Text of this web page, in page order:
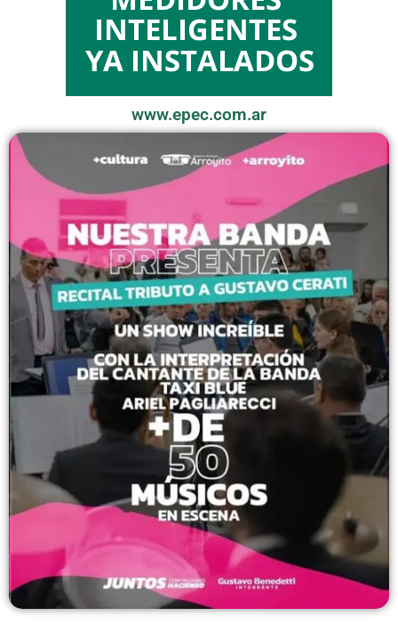
www.epec.com.ar